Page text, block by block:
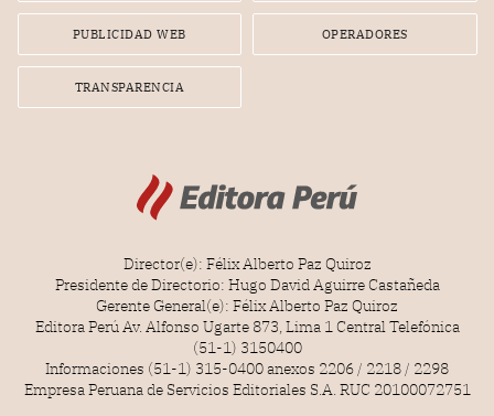
PUBLICIDAD WEB OPERADORES
TRANSPARENCIA
Director(e): Félix Alberto Paz Quiroz
Presidente de Directorio: Hugo David Aguirre Castañeda
Gerente General(e): Félix Alberto Paz Quiroz
Editora Perú Av. Alfonso Ugarte 873, Lima 1 Central Telefónica
(51-1) 3150400
Informaciones (51-1) 315-0400 anexos 2206 / 2218 / 2298
Empresa Peruana de Servicios Editoriales S.A. RUC 20100072751